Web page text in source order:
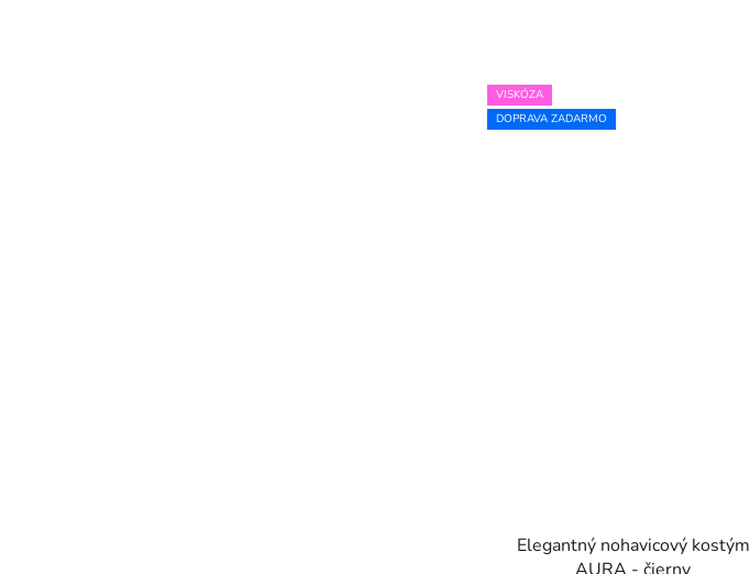
VISKÓZA
DOPRAVA ZADARMO
Elegantný nohavicový kostým